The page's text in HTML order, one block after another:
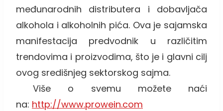
međunarodnih distributera i dobavljača
alkohola i alkoholnih pića. Ova je sajamska
manifestacija predvodnik u različitim
trendovima i proizvodima, što je i glavni cilj
ovog središnjeg sektorskog sajma.
Više o svemu možete naći
na: http://www.prowein.com